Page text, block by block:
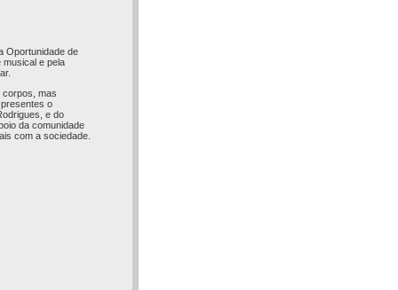
Oportunidade de
musical e pela
corpos, mas
o
e do
da comunidade
com a sociedade.